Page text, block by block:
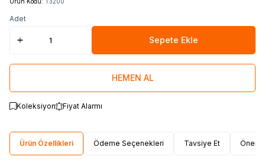
Adet
Sepete Ekle
HEMEN AL
Koleksiyon Fiyat Alarmı
Ürün Özellikleri Ödeme Seçenekleri Tavsiye Et Öneri